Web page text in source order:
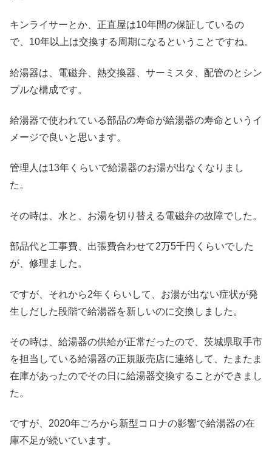
キンライサーとか、正直屋は10年間の保証しているの
で、10年以上は交換する周期になるということですね。
給湯器は、電磁弁、熱交換器、サーミスタ、配管のとシン
プルな構成です。
給湯器で使われている部品の寿命が給湯器の寿命というイ
メージで良いと思います。
管理人は13年くらいで給湯器のお湯が出なくなりまし
た。
その時は、水と、お湯を切り替える電磁弁の故障でした。
部品代と工事費、出張費合わせて2万5千円くらいでした
が、修理ました。
ですが、それから2年くらいして、お湯が出ない症状が発
生しだした段階で給湯器を新しいのに交換しました。
その時は、給湯器の供給が正常だったので、茨城県取手市
を担当している給湯器の正規販売店に連絡して、たまたま
在庫があったのでその日に給湯器交換することができまし
た。
ですが、2020年ごろから新型コロナの影響で給湯器の在
庫不足が続いています。